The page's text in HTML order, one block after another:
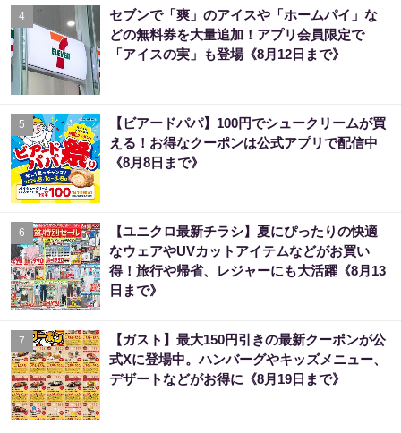
4
セブンで「爽」のアイスや「ホームパイ」な
どの無料券を大量追加！アプリ会員限定で
「アイスの実」も登場《8月12日まで》
5
【ビアードパパ】100円でシュークリームが買
える！お得なクーポンは公式アプリで配信中
《8月8日まで》
6
【ユニクロ最新チラシ】夏にぴったりの快適
なウェアやUVカットアイテムなどがお買い
得！旅行や帰省、レジャーにも大活躍《8月13
日まで》
7
【ガスト】最大150円引きの最新クーポンが公
式Xに登場中。ハンバーグやキッズメニュー、
デザートなどがお得に《8月19日まで》